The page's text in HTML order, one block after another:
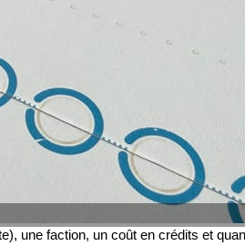
une faction, un coût en crédits et